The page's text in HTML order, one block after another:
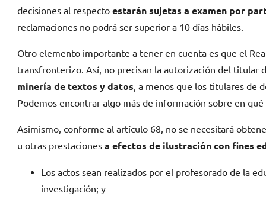
decisiones al respecto estarán sujetas a examen por
reclamaciones no podrá ser superior a 10 días hábiles.
Otro elemento importante a tener en cuenta es que el
transfronterizo. Así, no precisan la autorización del titular
minería de textos y datos, a menos que los titulares de
Podemos encontrar algo más de información sobre en
Asimismo, conforme al artículo 68, no se necesitará
u otras prestacionesa efectos de ilustración con fines
Los actos sean realizados por el profesorado de la
investigación; y